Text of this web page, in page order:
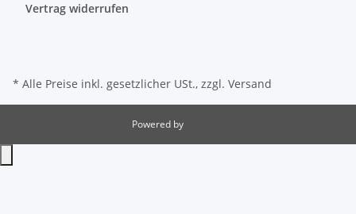
Vertrag widerrufen
* Alle Preise inkl. gesetzlicher USt., zzgl. Versand
Powered by